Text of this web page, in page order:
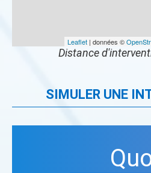
Leaflet | données ©
Distance
SIMULER UNE